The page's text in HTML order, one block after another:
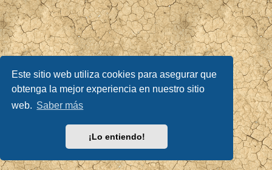
Este sitio web utiliza cookies para asegurar que
obtenga la mejor experiencia en nuestro sitio
web. Saber más
¡Lo entiendo!